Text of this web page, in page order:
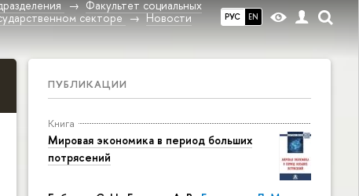
РУС EN
Факультет социальных
секторе
Новости
ПУБЛИКАЦИИ
Книга
Мировая экономика в период больших
потрясений